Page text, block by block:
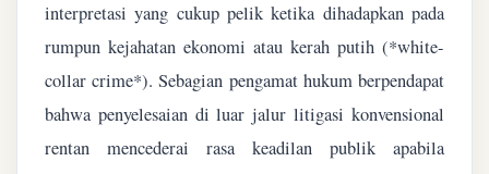
interpretasi yang cukup pelik ketika dihadapkan pada
rumpun kejahatan ekonomi atau kerah putih (*white-
collar crime*). Sebagian pengamat hukum berpendapat
bahwa penyelesaian di luar jalur litigasi konvensional
rentan mencederai rasa keadilan publik apabila